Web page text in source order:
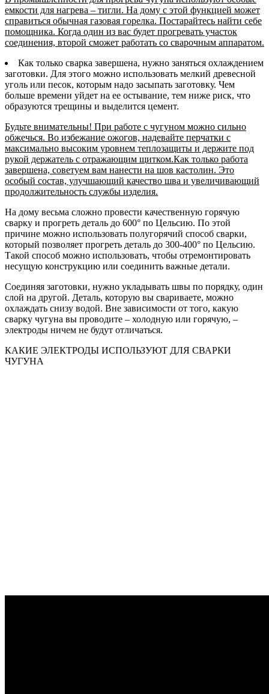
емкости для нагрева – тигли. На дому с этой функцией может
справиться обычная газовая горелка. Постарайтесь найти себе
помощника. Когда один из вас будет прогревать участок
соединения, второй сможет работать со сварочным аппаратом.
Как только сварка завершена, нужно заняться охлаждением
заготовки. Для этого можно использовать мелкий древесной
уголь или песок, которым надо засыпать заготовку. Чем
больше времени уйдет на ее остывание, тем ниже риск, что
образуются трещины и выделится цемент.
Будьте внимательны! При работе с чугуном можно сильно
обжечься. Во избежание ожогов, надевайте перчатки с
максимально высоким уровнем теплозащиты и держите под
рукой держатель с отражающим щитком.Как только работа
завершена, советуем вам нанести на шов кастолин. Это
особый состав, улучшающий качество шва и увеличивающий
продолжительность службы изделия.
На дому весьма сложно провести качественную горячую
сварку и прогреть деталь до 600° по Цельсию. По этой
причине можно использовать полугорячий способ сварки,
который позволяет прогреть деталь до 300-400° по Цельсию.
Такой способ можно использовать, чтобы отремонтировать
несущую конструкцию или соединить важные детали.
Соединяя заготовки, нужно укладывать швы по порядку, один
слой на другой. Деталь, которую вы свариваете, можно
охлаждать снизу водой. Вне зависимости от того, какую
сварку чугуна вы проводите – холодную или горячую, –
электроды ничем не будут отличаться.
КАКИЕ ЭЛЕКТРОДЫ ИСПОЛЬЗУЮТ ДЛЯ СВАРКИ
ЧУГУНА